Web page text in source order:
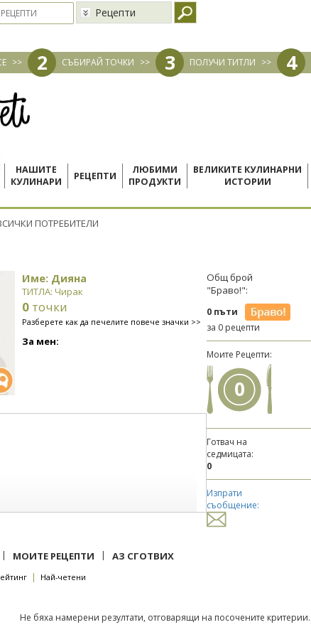
Рецепти
>> 2 СЪБИРАЙ ТОЧКИ >> 3 ПОЛУЧИ ТИТЛИ >> 4
НАШИТЕ
КУЛИНАРИ
РЕЦЕПТИ
ЛЮБИМИ
ПРОДУКТИ
ВЕЛИКИТЕ КУЛИНАРНИ
ИСТОРИИ
ПОТРЕБИТЕЛИ
Име: Дияна
ТИТЛА: Чирак
0 точки
Разберете как да печелите повече значки >>
За мен:
Общ брой
"Браво!":
0 пъти
за 0 рецепти
Моите Рецепти:
0
Готвач на
седмицата:
0
Изпрати
съобщение:
| МОИТЕ РЕЦЕПТИ | АЗ СГОТВИХ
| Най-четени
Не бяха намерени резултати, отговарящи на посочените критерии.